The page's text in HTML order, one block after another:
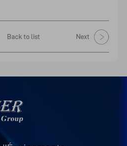
Back to list Next